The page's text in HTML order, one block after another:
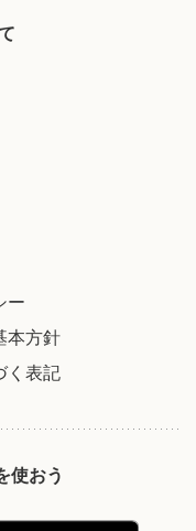
ー
本方針
く表記
使おう